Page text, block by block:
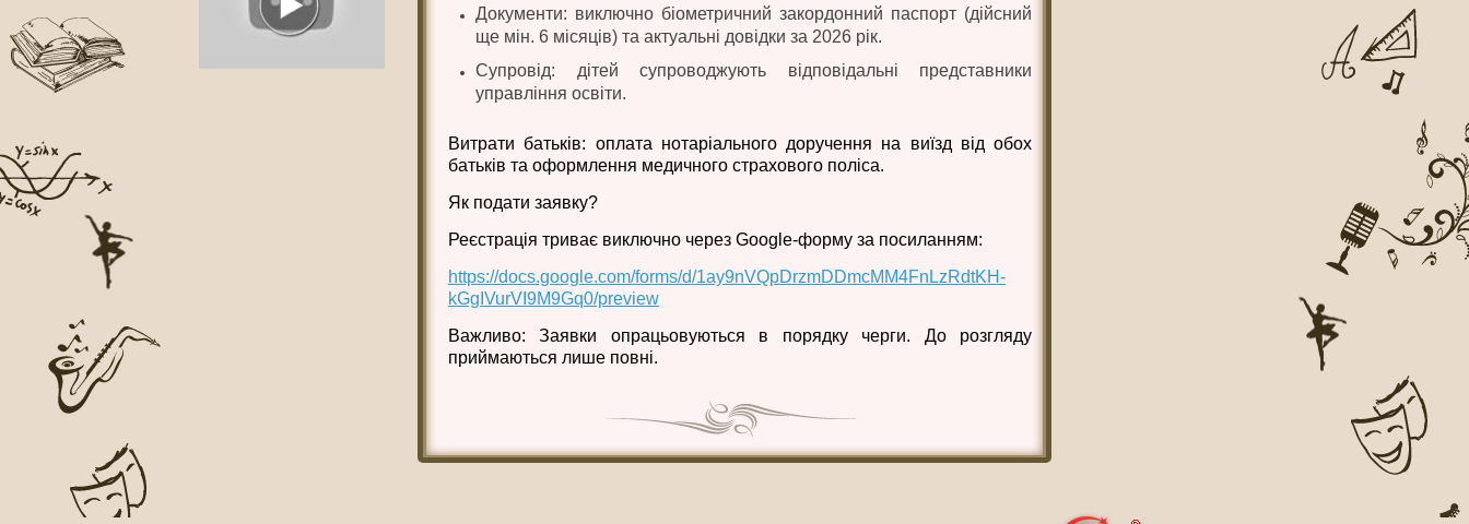
Документи: виключно біометричний закордонний паспорт (дійсний
ще мін. 6 місяців) та актуальні довідки за 2026 рік.
Супровід: дітей супроводжують відповідальні представники
управління освіти.
Витрати батьків: оплата нотаріального доручення на виїзд від обох
батьків та оформлення медичного страхового поліса.
Як подати заявку?
Реєстрація триває виключно через Google-форму за посиланням:
https://docs.google.com/forms/d/1ay9nVQpDrzmDDmcMM4FnLzRdtKH-
kGgIVurVI9M9Gq0/preview
Важливо: Заявки опрацьовуються в порядку черги. До розгляду
приймаються лише повні.